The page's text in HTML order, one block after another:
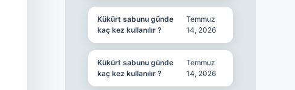
Kükürt sabunu günde
kaç kez kullanılır ?
Temmuz
14, 2026
Kükürt sabunu günde
kaç kez kullanılır ?
Temmuz
14, 2026